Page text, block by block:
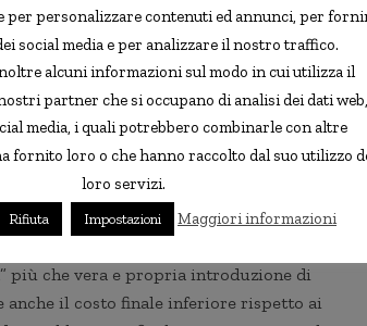
spostare in un normale
di produzione da loro proposto: a loro
associato ad un normale cantiere,
alla costruzione, dato che questa
con tecnologie di stampa 3D, ma in
più che vera e propria introduzione di
il costo finale inferiore rispetto ai
per personalizzare contenuti ed annunci, per
social media e per analizzare il nostro traffico.
alcuni informazioni sul modo in cui utilizza il
partner che si occupano di analisi dei dati web,
media, i quali potrebbero combinarle con altre
fornito loro o che hanno raccolto dal suo utilizzo
loro servizi.
Rifiuta Impostazioni Maggiori informazioni